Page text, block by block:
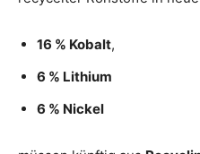
16 % Kobalt,
6 % Lithium
6 % Nickel